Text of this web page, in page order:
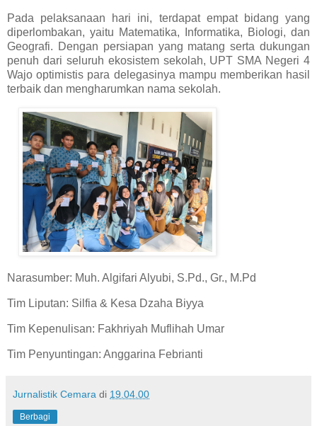
Pada pelaksanaan hari ini, terdapat empat bidang yang
diperlombakan, yaitu Matematika, Informatika, Biologi, dan
Geografi. Dengan persiapan yang matang serta dukungan
penuh dari seluruh ekosistem sekolah, UPT SMA Negeri 4
Wajo optimistis para delegasinya mampu memberikan hasil
terbaik dan mengharumkan nama sekolah.
Narasumber: Muh. Algifari Alyubi, S.Pd., Gr., M.Pd
Tim Liputan: Silfia & Kesa Dzaha Biyya
Tim Kepenulisan: Fakhriyah Muflihah Umar
Tim Penyuntingan: Anggarina Febrianti
Jurnalistik Cemara di 19.04.00
Berbagi